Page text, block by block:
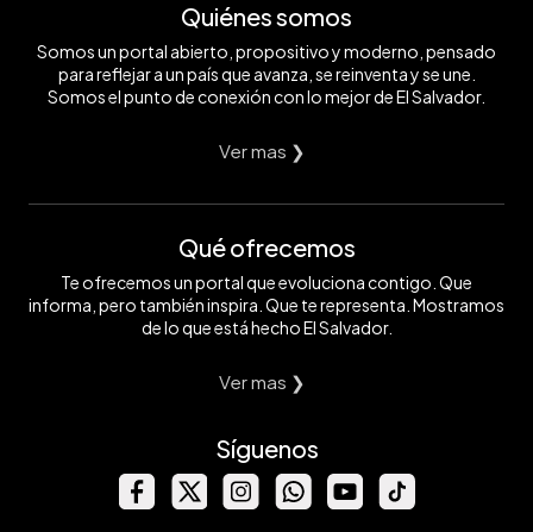
Quiénes somos
Somos un portal abierto, propositivo y moderno, pensado
para reflejar a un país que avanza, se reinventa y se une.
Somos el punto de conexión con lo mejor de El Salvador.
Ver mas ❯
Qué ofrecemos
Te ofrecemos un portal que evoluciona contigo. Que
informa, pero también inspira. Que te representa. Mostramos
de lo que está hecho El Salvador.
Ver mas ❯
Síguenos